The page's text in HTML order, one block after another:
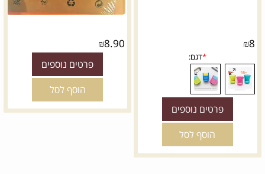
₪8
פרטים נוספים
הוסף לסל
₪8.90
פרטים נוספים
הוסף לסל